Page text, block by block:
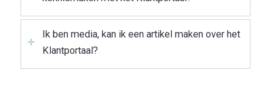
Ik ben media, kan ik een artikel maken over het
Klantportaal?